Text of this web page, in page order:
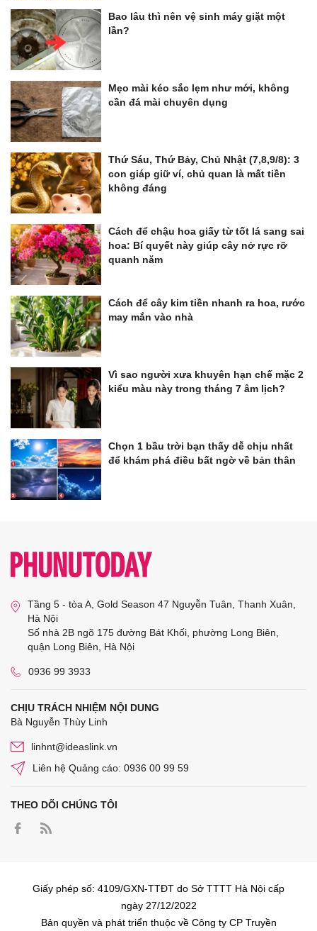
Bao lâu thì nên vệ sinh máy giặt một
lần?
Mẹo mài kéo sắc lẹm như mới, không
cần đá mài chuyên dụng
Thứ Sáu, Thứ Bảy, Chủ Nhật (7,8,9/8): 3
con giáp giữ ví, chủ quan là mất tiền
không đáng
Cách để chậu hoa giấy từ tốt lá sang sai
hoa: Bí quyết này giúp cây nở rực rỡ
quanh năm
Cách để cây kim tiền nhanh ra hoa, rước
may mắn vào nhà
Vì sao người xưa khuyên hạn chế mặc 2
kiểu màu này trong tháng 7 âm lịch?
Chọn 1 bầu trời bạn thấy dễ chịu nhất
để khám phá điều bất ngờ về bản thân
Tầng 5 - tòa A, Gold Season 47 Nguyễn Tuân, Thanh Xuân,
Hà Nội
Số nhà 2B ngõ 175 đường Bát Khối, phường Long Biên,
quận Long Biên, Hà Nội
0936 99 3933
CHỊU TRÁCH NHIỆM NỘI DUNG
Bà Nguyễn Thùy Linh
linhnt@ideaslink.vn
Liên hệ Quảng cáo: 0936 00 99 59
THEO DÕI CHÚNG TÔI
Giấy phép số: 4109/GXN-TTĐT do Sở TTTT Hà Nội cấp
ngày 27/12/2022
Bản quyền và phát triển thuộc về Công ty CP Truyền